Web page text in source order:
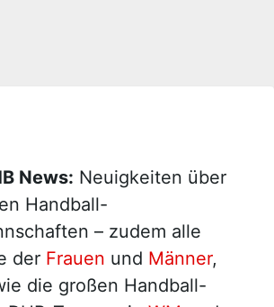
News: Neuigkeiten über
Handball-
– zudem alle
der Frauen und Männer,
die großen Handball-